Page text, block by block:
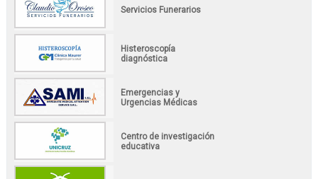
Servicios Funerarios
Histeroscopía
diagnóstica
Emergencias y
Urgencias Médicas
Centro de investigación
educativa